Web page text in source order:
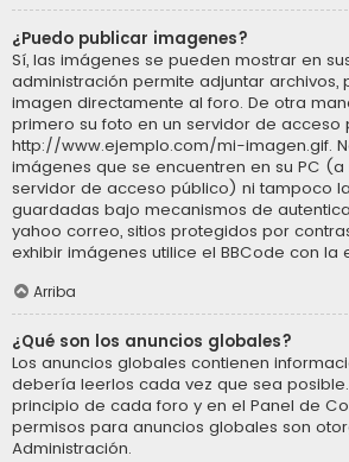
¿Puedo publicar imagenes?
Sí, las imágenes se pueden mostrar en
administración permite adjuntar archivos,
imagen directamente al foro. De otra
primero su foto en un servidor de acceso
http://www.ejemplo.com/mi-imagen.gif.
imágenes que se encuentren en su PC
servidor de acceso público) ni tampoco
guardadas bajo mecanismos de
yahoo correo, sitios protegidos por
exhibir imágenes utilice el BBCode con la
Arriba
¿Qué son los anuncios globales?
Los anuncios globales contienen
debería leerlos cada vez que sea
principio de cada foro y en el Panel de
permisos para anuncios globales son
Administración.